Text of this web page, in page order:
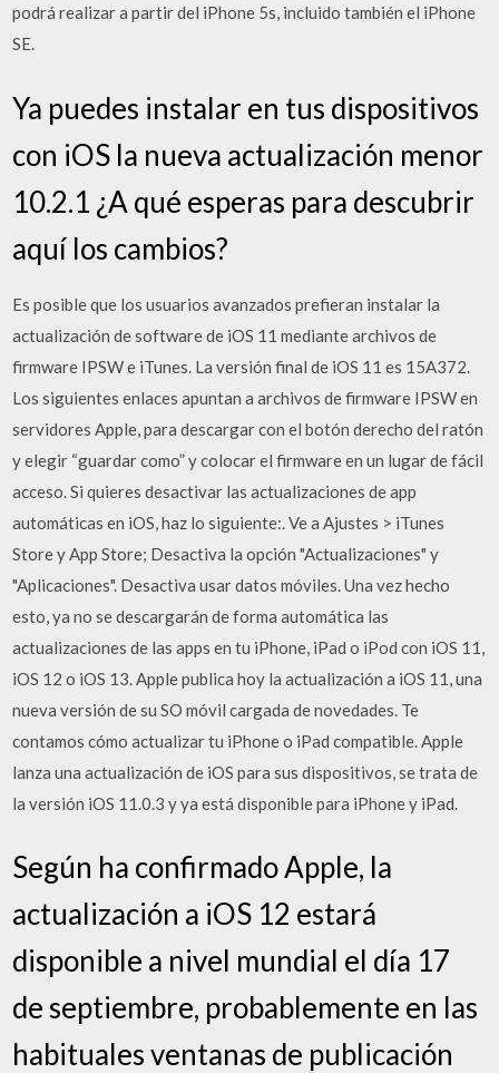
podrá realizar a partir del iPhone 5s, incluido también el iPhone
SE.
Ya puedes instalar en tus dispositivos
con iOS la nueva actualización menor
10.2.1 ¿A qué esperas para descubrir
aquí los cambios?
Es posible que los usuarios avanzados prefieran instalar la
actualización de software de iOS 11 mediante archivos de
firmware IPSW e iTunes. La versión final de iOS 11 es 15A372.
Los siguientes enlaces apuntan a archivos de firmware IPSW en
servidores Apple, para descargar con el botón derecho del ratón
y elegir “guardar como” y colocar el firmware en un lugar de fácil
acceso. Si quieres desactivar las actualizaciones de app
automáticas en iOS, haz lo siguiente:. Ve a Ajustes > iTunes
Store y App Store; Desactiva la opción "Actualizaciones" y
"Aplicaciones". Desactiva usar datos móviles. Una vez hecho
esto, ya no se descargarán de forma automática las
actualizaciones de las apps en tu iPhone, iPad o iPod con iOS 11,
iOS 12 o iOS 13. Apple publica hoy la actualización a iOS 11, una
nueva versión de su SO móvil cargada de novedades. Te
contamos cómo actualizar tu iPhone o iPad compatible. Apple
lanza una actualización de iOS para sus dispositivos, se trata de
la versión iOS 11.0.3 y ya está disponible para iPhone y iPad.
Según ha confirmado Apple, la
actualización a iOS 12 estará
disponible a nivel mundial el día 17
de septiembre, probablemente en las
habituales ventanas de publicación